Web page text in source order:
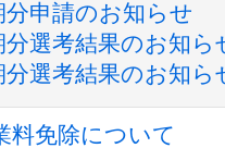
分申請のお知らせ
分選考結果のお知ら
分選考結果のお知ら
料免除について